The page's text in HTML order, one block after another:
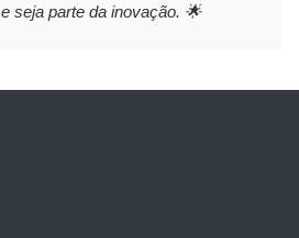
e seja parte da inovação. 🌟